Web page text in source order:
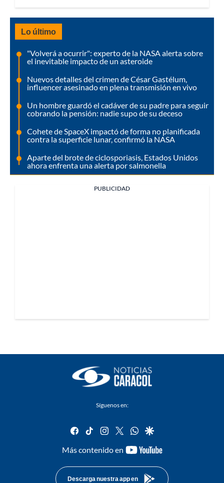
Lo último
"Volverá a ocurrir": experto de la NASA alerta sobre
el inevitable impacto de un asteroide
Nuevos detalles del crimen de César Gastélum,
influencer asesinado en plena transmisión en vivo
Un hombre guardó el cadáver de su padre para seguir
cobrando la pensión: nadie supo de su deceso
Cohete de SpaceX impactó de forma no planificada
contra la superficie lunar, confirmó la NASA
Aparte del brote de ciclosporiasis, Estados Unidos
ahora enfrenta una alerta por salmonella
PUBLICIDAD
Síguenos en:
facebook
tiktok instagram
twitterwhatsapp
google
Más contenido en
youtube-
Descarga nuestra app en